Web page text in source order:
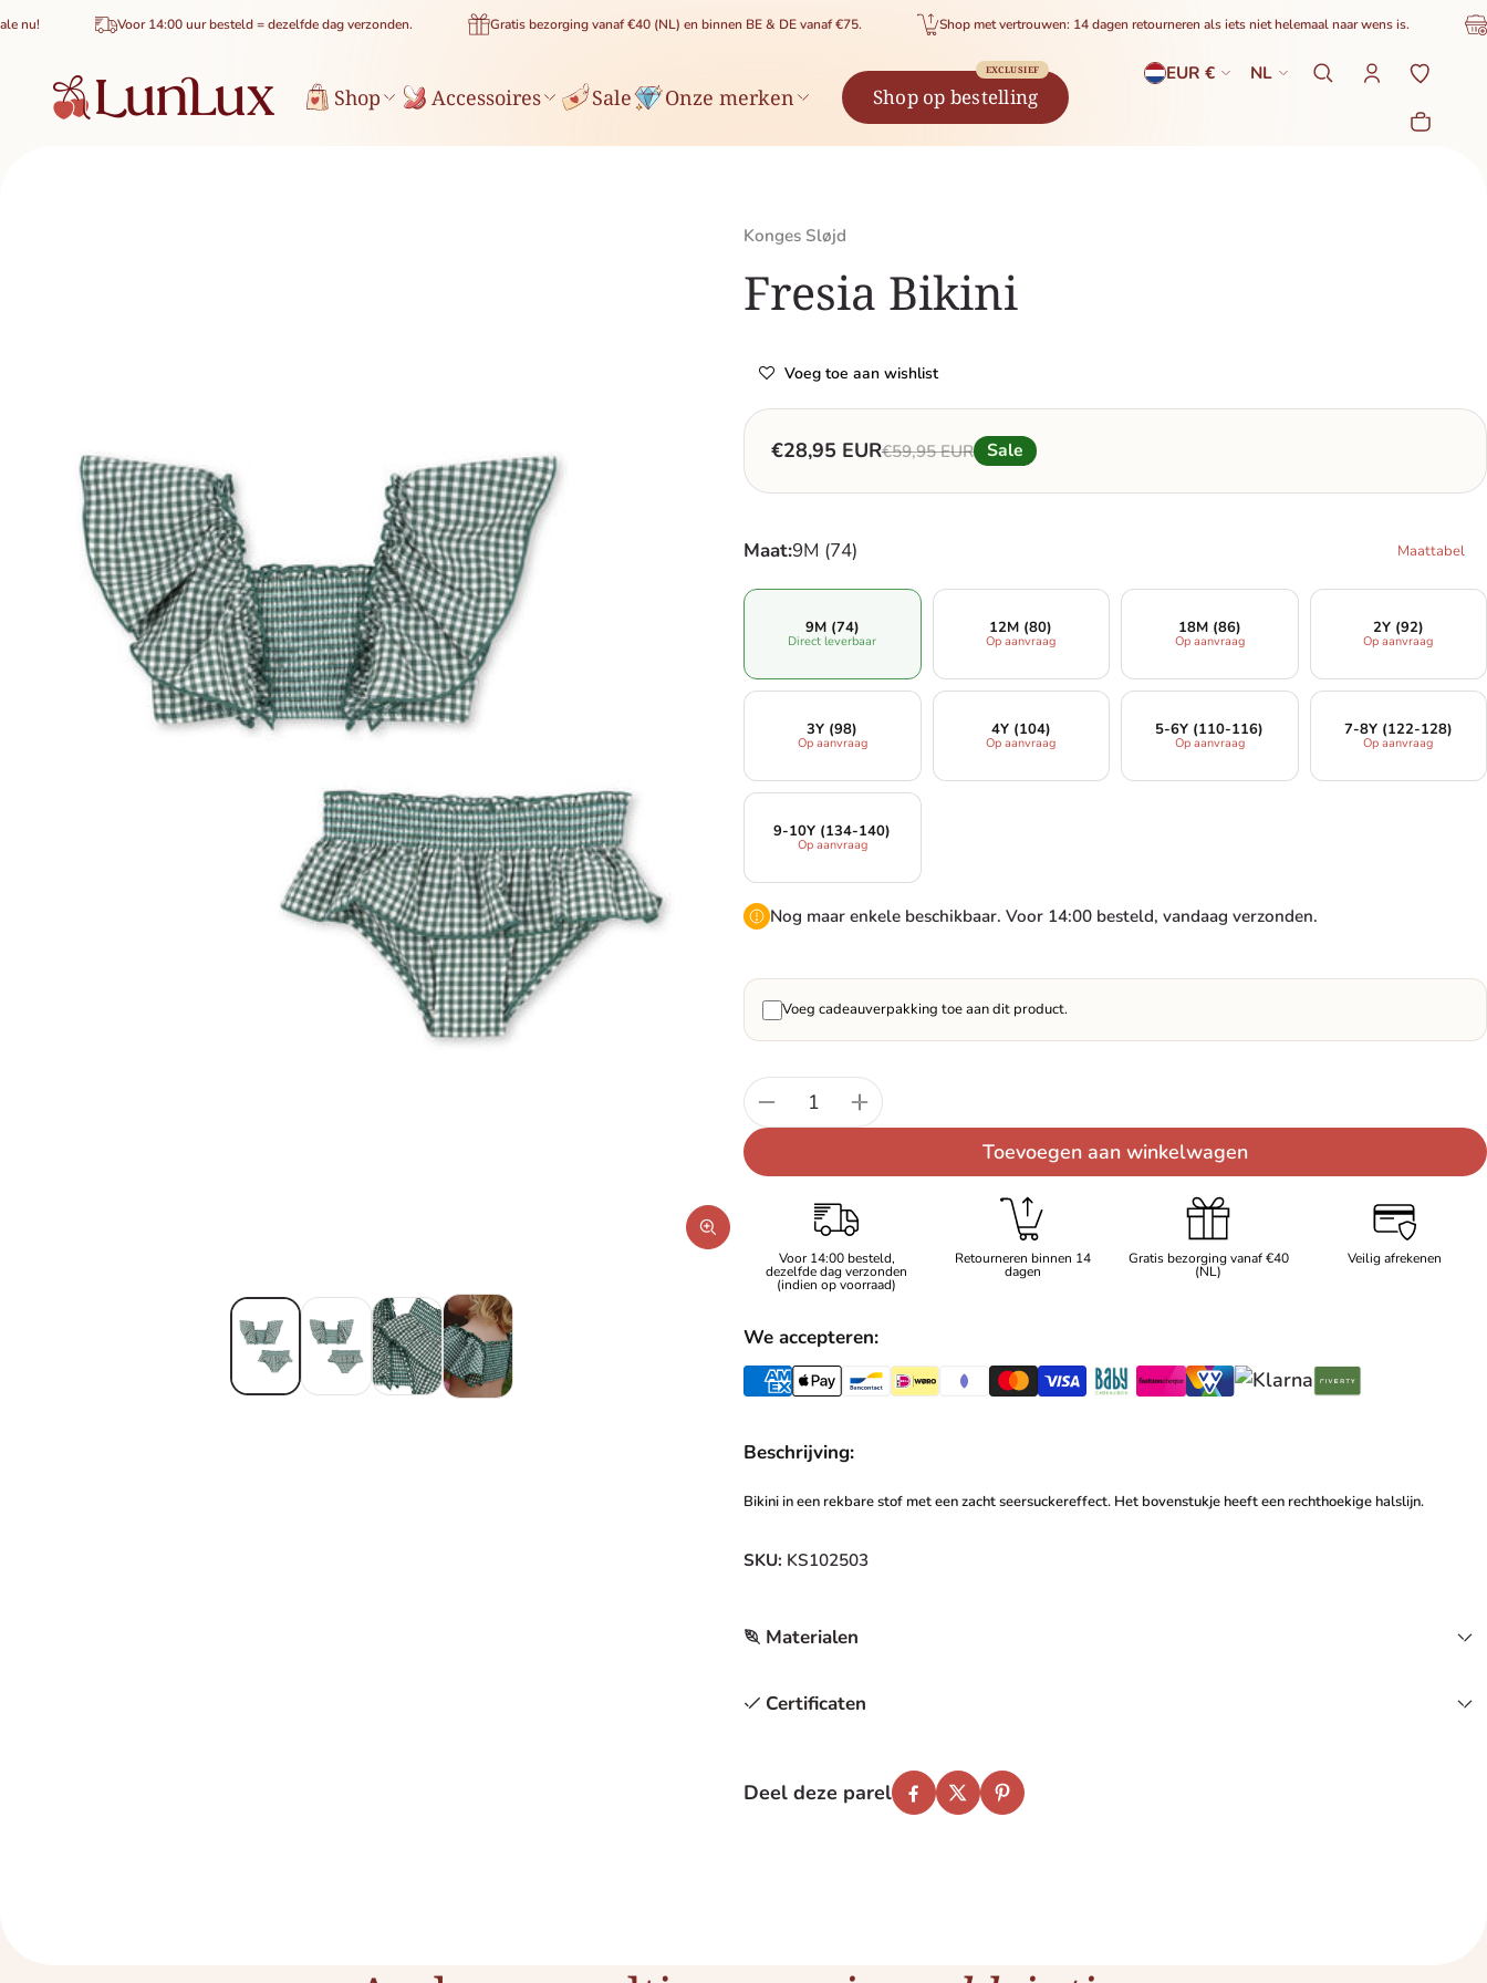
inhoudVoor 14:00 uur besteld = dezelfde dag verzonden. Gratis bezorging vanaf €40 (NL) en binnen BE & DE vanaf €75. Shop met vertrouwen: 14 dagen retourneren als iets niet helemaal naar wens is. 15%
Shop Accessoires Sale Onze merken Shop op bestelling
EXCLUSIEF Land
EUR € Taal
NL
0
Merk:
Konges Sløjd
Fresia Bikini
Voeg toe aan wishlist
Saleprijs
€28,95 EURNormale prijs
€59,95 EUR Sale
Maat:9M (74) Maattabel
9M (74)
Direct leverbaar
12M (80)
Op aanvraag
18M (86)
Op aanvraag
2Y (92)
Op aanvraag
3Y (98)
Op aanvraag
4Y (104)
Op aanvraag
5-6Y (110-116)
Op aanvraag
7-8Y (122-128)
Op aanvraag
9-10Y (134-140)
Op aanvraag
Nog maar enkele beschikbaar. Voor 14:00 besteld, vandaag verzonden.
Voeg cadeauverpakking toe aan dit product.
Aantal:
Toevoegen aan winkelwagen
Voor 14:00 besteld,
dezelfde dag verzonden
(indien op voorraad)
Retourneren binnen 14
dagen
Gratis bezorging vanaf €40
(NL)
Veilig afrekenen
We accepteren:
Beschrijving:
Bikini in een rekbare stof met een zacht seersuckereffect. Het bovenstukje heeft een rechthoekige halslijn.
SKU: KS102503
Materialen
Certificaten
Deel deze parel Facebook
TwitterPinterest